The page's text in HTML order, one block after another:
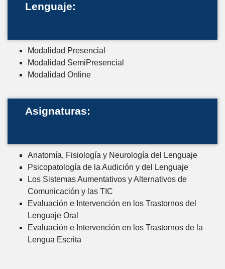
Lenguaje:
Modalidad Presencial
Modalidad SemiPresencial
Modalidad Online
Asignaturas:
Anatomía, Fisiología y Neurología del Lenguaje
Psicopatología de la Audición y del Lenguaje
Los Sistemas Aumentativos y Alternativos de
Comunicación y las TIC
Evaluación e Intervención en los Trastornos del
Lenguaje Oral
Evaluación e Intervención en los Trastornos de la
Lengua Escrita